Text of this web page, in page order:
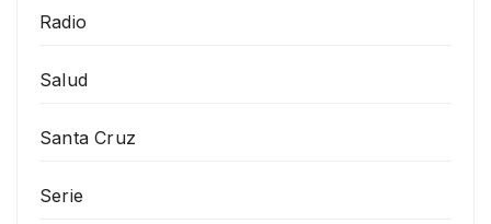
Radio
Salud
Santa Cruz
Serie